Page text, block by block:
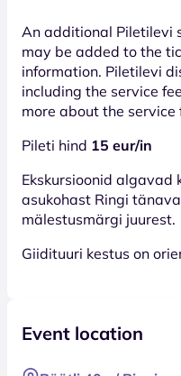
An additional Piletilevi
may be added to the
information. Piletilevi
including the service
more about the service
Pileti hind 15 eur/in
Ekskursioonid algavad
asukohast Ringi
mälestusmärgi juurest.
Giidituuri kestus on
Event location